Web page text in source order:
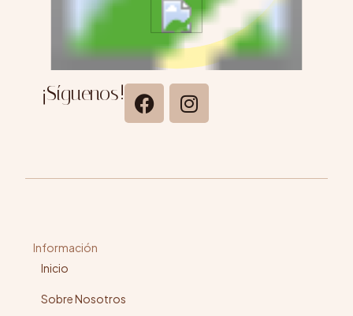
¡Síguenos!
Información
Inicio
Sobre Nosotros